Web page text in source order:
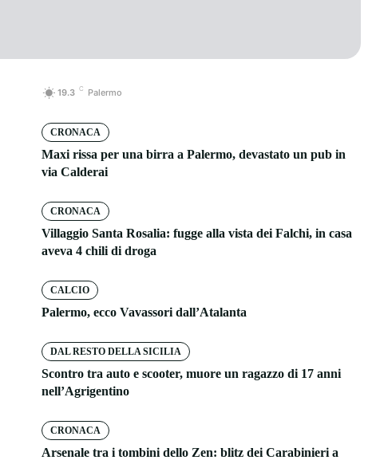
19.3 C Palermo
CRONACA
Maxi rissa per una birra a Palermo, devastato un pub in
via Calderai
CRONACA
Villaggio Santa Rosalia: fugge alla vista dei Falchi, in casa
aveva 4 chili di droga
CALCIO
Palermo, ecco Vavassori dall’Atalanta
DAL RESTO DELLA SICILIA
Scontro tra auto e scooter, muore un ragazzo di 17 anni
nell’Agrigentino
CRONACA
Arsenale tra i tombini dello Zen: blitz dei Carabinieri a